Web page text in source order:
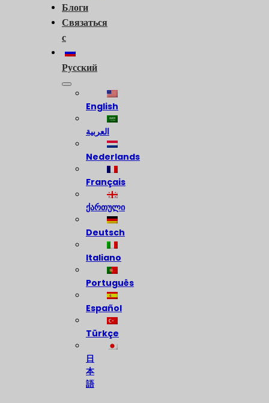
Блоги
Связаться
с
Русский
English
العربية
Nederlands
Français
ქართული
Deutsch
Italiano
Português
Español
Türkçe
日
本
語